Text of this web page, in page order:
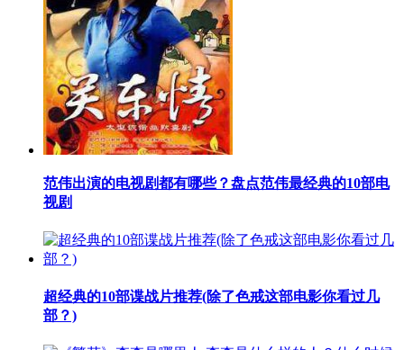
​范伟出演的电视剧都有哪些？盘点范伟最经典的10部电
视剧
​超经典的10部谍战片推荐(除了色戒这部电影你看过几
部？)